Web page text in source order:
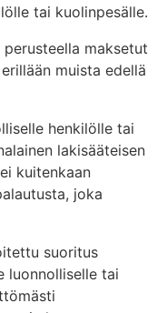
tai kuolinpesälle.
maksetut
muista edellä
henkilölle tai
lakisääteisen
kuitenkaan
joka
suoritus
luonnolliselle tai